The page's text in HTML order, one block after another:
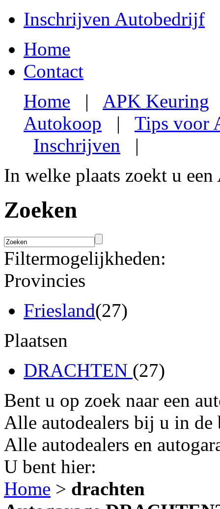
Inschrijven Autobedrijf
Home
Contact
Home | APK Keuring
Autokoop | Tips voor
Inschrijven |
In welke plaats zoekt u
Zoeken
Filtermogelijkheden:
Provincies
Friesland(27)
Plaatsen
DRACHTEN (27)
Bent u op zoek naar een
Alle autodealers bij u in
Alle autodealers en
U bent hier:
Home > drachten